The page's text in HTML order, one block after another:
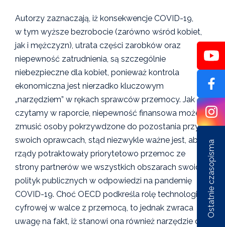
Autorzy zaznaczają, iż konsekwencje COVID-19,
w tym wyższe bezrobocie (zarówno wśród kobiet,
jak i mężczyzn), utrata części zarobków oraz
niepewność zatrudnienia, są szczególnie
niebezpieczne dla kobiet, ponieważ kontrola
ekonomiczna jest nierzadko kluczowym
„narzędziem” w rękach sprawców przemocy. Jak
czytamy w raporcie, niepewność finansowa może
zmusić osoby pokrzywdzone do pozostania przy
swoich oprawcach, stąd niezwykle ważne jest, aby
rządy potraktowały priorytetowo przemoc ze
strony partnerów we wszystkich obszarach swoich
polityk publicznych w odpowiedzi na pandemię
COVID-19. Choć OECD podkreśla rolę technologii
cyfrowej w walce z przemocą, to jednak zwraca
uwagę na fakt, iż stanowi ona również narzędzie do
Ostatnie czasopisma
Nr 1/162/2026 Nr 6/161/2025 Nr 5/